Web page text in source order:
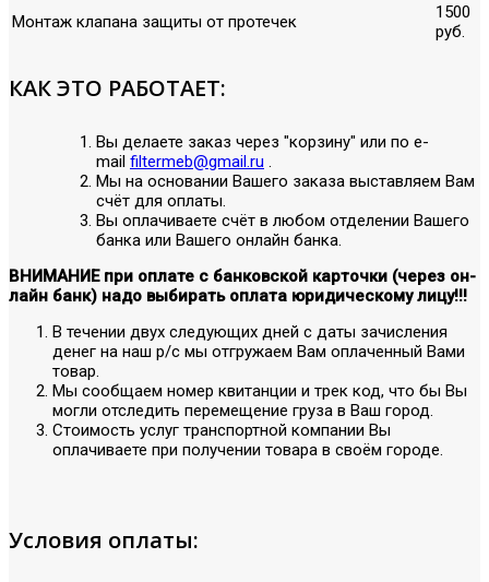
Монтаж клапана защиты от протечек
1500
руб.
КАК ЭТО РАБОТАЕТ:
Вы делаете заказ через "корзину" или по е-
mail filtermeb@gmail.ru .
Мы на основании Вашего заказа выставляем Вам
счёт для оплаты.
Вы оплачиваете счёт в любом отделении Вашего
банка или Вашего онлайн банка.
ВНИМАНИЕ при оплате с банковской карточки (через он-
лайн банк) надо выбирать оплата юридическому лицу!!!
В течении двух следующих дней с даты зачисления
денег на наш р/с мы отгружаем Вам оплаченный Вами
товар.
Мы сообщаем номер квитанции и трек код, что бы Вы
могли отследить перемещение груза в Ваш город.
Стоимость услуг транспортной компании Вы
оплачиваете при получении товара в своём городе.
Условия оплаты: